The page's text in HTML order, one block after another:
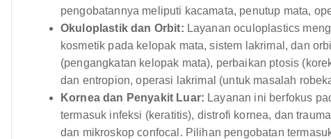
pengobatannya meliputi kacamata, penutup mata,
Okuloplastik dan Orbit: Layanan oculoplastics
kosmetik pada kelopak mata, sistem lakrimal, dan
(pengangkatan kelopak mata), perbaikan ptosis
dan entropion, operasi lakrimal (untuk masalah
Kornea dan Penyakit Luar: Layanan ini berfokus
termasuk infeksi (keratitis), distrofi kornea, dan
dan mikroskop confocal. Pilihan pengobatan